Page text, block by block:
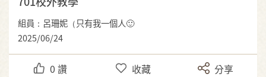
組員：呂珊妮（只有我一個人🙂
2025/06/24
0 讚 收藏 分享